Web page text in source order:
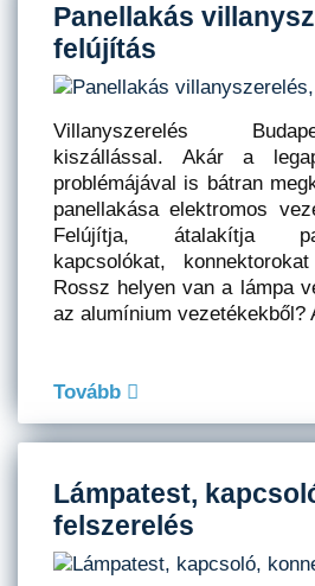
Panellakás
felújítás
Villanyszerelés
kiszállással. Akár a
problémájával is bátran
panellakása elektromos
Felújítja, átalakítja
kapcsolókat,
Rossz helyen van a lámpa
az alumínium vezetékekből?
Tovább
Lámpatest,
felszerelés